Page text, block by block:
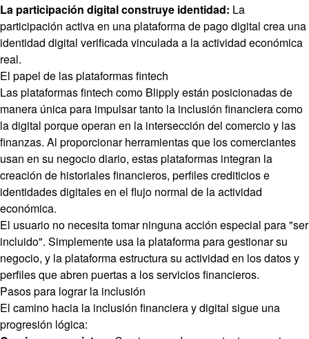
La participación digital construye identidad: La
participación activa en una plataforma de pago digital crea una
identidad digital verificada vinculada a la actividad económica
real.
El papel de las plataformas fintech
Las plataformas fintech como Blipply están posicionadas de
manera única para impulsar tanto la inclusión financiera como
la digital porque operan en la intersección del comercio y las
finanzas. Al proporcionar herramientas que los comerciantes
usan en su negocio diario, estas plataformas integran la
creación de historiales financieros, perfiles crediticios e
identidades digitales en el flujo normal de la actividad
económica.
El usuario no necesita tomar ninguna acción especial para "ser
incluido". Simplemente usa la plataforma para gestionar su
negocio, y la plataforma estructura su actividad en los datos y
perfiles que abren puertas a los servicios financieros.
Pasos para lograr la inclusión
El camino hacia la inclusión financiera y digital sigue una
progresión lógica: